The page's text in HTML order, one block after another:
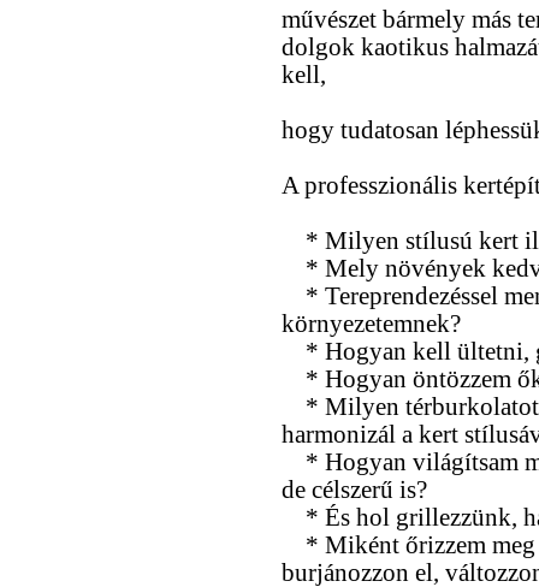
művészet bármely más
dolgok kaotikus
kell,
hogy tudatosan
A professzionális
* Milyen stílusú kert
* Mely növények
* Tereprendezéssel
környezetemnek?
* Hogyan kell ültetni,
* Hogyan öntözzem
* Milyen térburkolatot
harmonizál a kert
* Hogyan világítsam
de célszerű is?
* És hol grillezzünk,
* Miként őrizzem meg
burjánozzon el,